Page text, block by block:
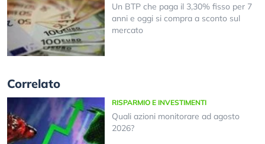
Un BTP che paga il 3,30% fisso per 7
anni e oggi si compra a sconto sul
mercato
Correlato
RISPARMIO E INVESTIMENTI
Quali azioni monitorare ad agosto
2026?